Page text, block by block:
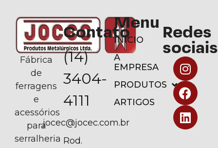
Fábrica
de
ferragens
e
acessórios
para
serralheria
Contato
(14)
3404-
4111
jocec@jocec.com.br
Rod.
Menu
INÍCIO
A
EMPRESA
PRODUTOS
ARTIGOS
Redes
sociais